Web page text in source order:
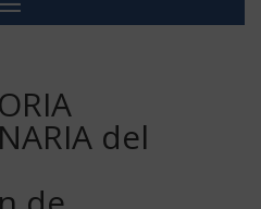
del